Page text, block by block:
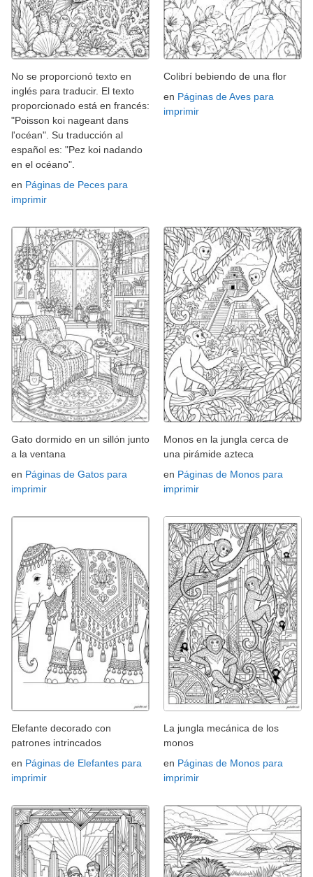
No se proporcionó texto en
inglés para traducir. El texto
proporcionado está en francés:
"Poisson koi nageant dans
l'océan". Su traducción al
español es: "Pez koi nadando
en el océano".
en Páginas de Peces para
imprimir
Colibrí bebiendo de una flor
en Páginas de Aves para
imprimir
Gato dormido en un sillón junto
a la ventana
en Páginas de Gatos para
imprimir
Monos en la jungla cerca de
una pirámide azteca
en Páginas de Monos para
imprimir
Elefante decorado con
patrones intrincados
en Páginas de Elefantes para
imprimir
La jungla mecánica de los
monos
en Páginas de Monos para
imprimir